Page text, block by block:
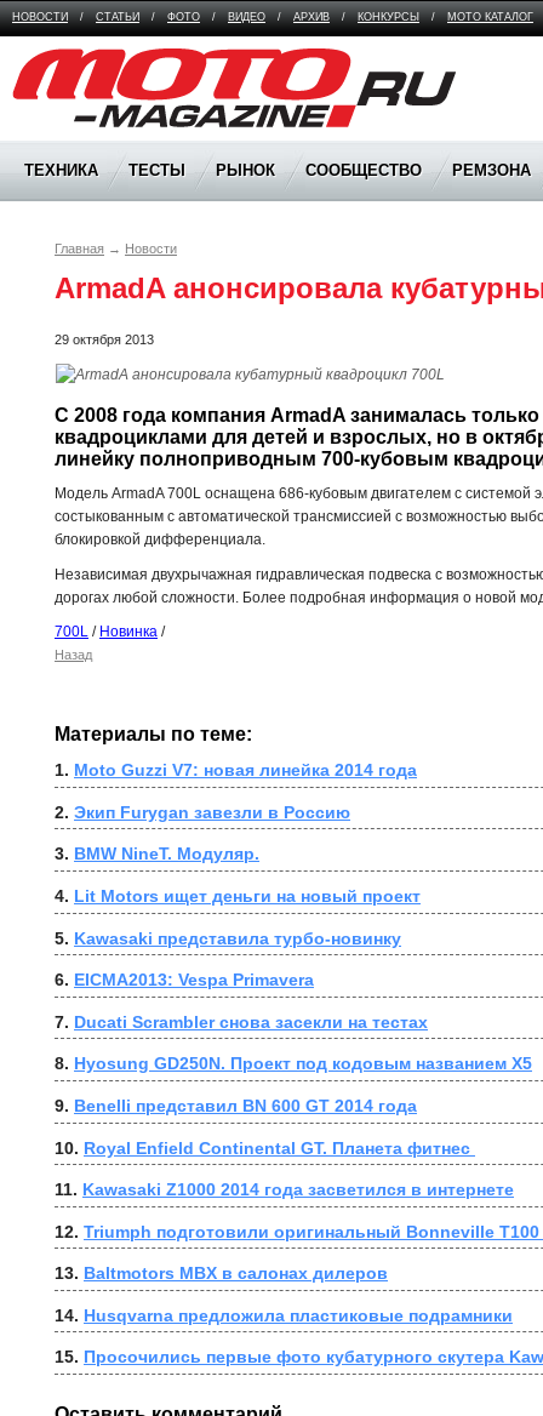
НОВОСТИ / СТАТЬИ / ФОТО / ВИДЕО / АРХИВ / КОНКУРСЫ / МОТО КАТАЛОГ
Moto Magazine
ТЕХНИКА ТЕСТЫ РЫНОК СООБЩЕСТВО РЕМЗОНА
Главная → Новости
ArmadA анонсировала
29 октября 2013
C 2008 года компания ArmadA занималась
квадроциклами для детей и взрослых, но в
линейку полноприводным 700-кубовым
Модель ArmadA 700L оснащена 686-кубовым двигателем с системой
состыкованным с автоматической трансмиссией с возможностью
блокировкой дифференциала.
Независимая двухрычажная гидравлическая подвеска с
дорогах любой сложности. Более подробная информация о новой
700L / Новинка /
Назад
Материалы по теме:
1. Moto Guzzi V7: новая линейка 2014 года
2. Экип Furygan завезли в Россию
3. BMW NineT. Модуляр.
4. Lit Motors ищет деньги на новый проект
5. Kawasaki представила турбо-новинку
6. EICMA2013: Vespa Primavera
7. Ducati Scrambler снова засекли на тестах
8. Hyosung GD250N. Проект под кодовым названием X5
9. Benelli представил BN 600 GT 2014 года
10. Royal Enfield Continental GT. Планета фитнес
11. Kawasaki Z1000 2014 года засветился в интернете
12. Triumph подготовили оригинальный Bonneville T100
13. Baltmotors MBX в салонах дилеров
14. Husqvarna предложила пластиковые подрамники
15. Просочились первые фото кубатурного скутера